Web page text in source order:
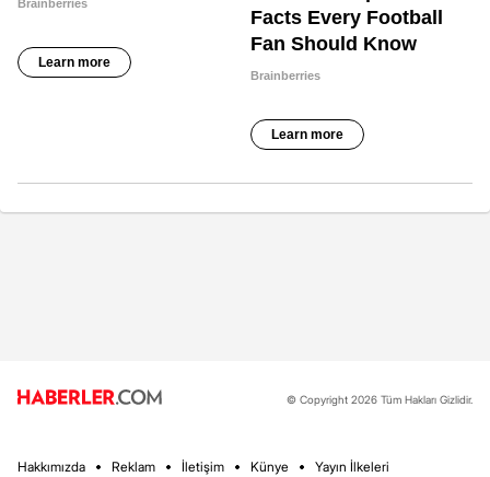
© Copyright 2026 Tüm Hakları Gizlidir.
Hakkımızda Reklam İletişim Künye Yayın İlkeleri